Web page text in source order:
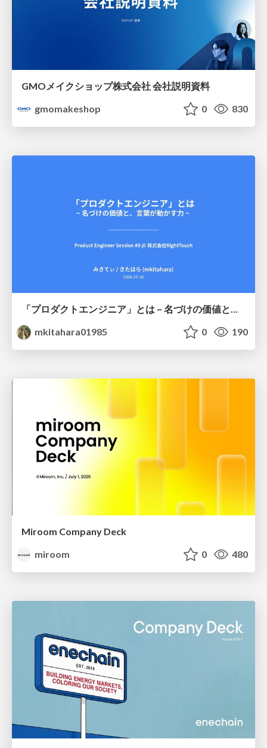
GMOメイクショップ株式会社 会社説明資料
gmomakeshop
0 830
mkitahara01985
0 190
Miroom Company Deck
miroom
0 480